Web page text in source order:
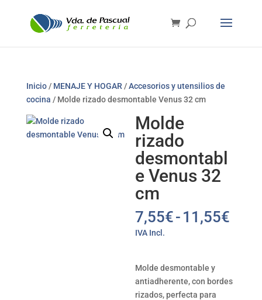
Inicio/ MENAJE Y HOGAR /Accesorios y utensilios de
cocina / Molde rizado desmontable Venus 32 cm
Molde
rizado
desmontabl
e Venus 32
cm
7,55€- 11,55€
IVA Incl.
Molde desmontable y
antiadherente, con bordes
rizados, perfecta para